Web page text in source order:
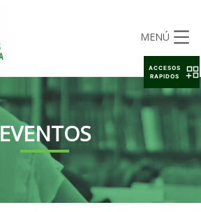
MENÚ
EVENTOS
ACCESOS
RAPIDOS